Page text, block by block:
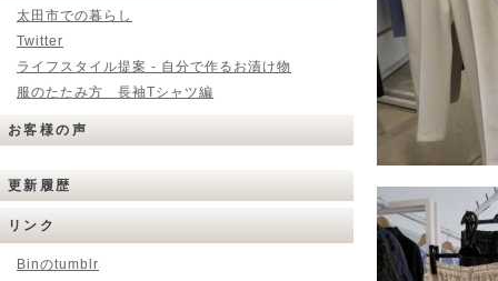
太田市での暮らし
Twitter
ライフスタイル提案 - 自分で作るお漬け物
服のたたみ方 長袖Tシャツ編
お客様の声
更新履歴
リンク
Binのtumblr